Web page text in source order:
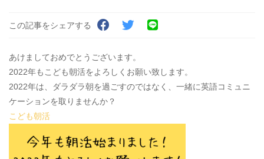
この記事をシェアする
あけましておめでとうございます。
2022年もこども朝活をよろしくお願い致します。
2022年は、ダラダラ朝を過ごすのではなく、一緒に英語コミュニ
ケーションを取りませんか？
こども朝活